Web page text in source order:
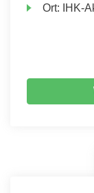
Ort: IHK-